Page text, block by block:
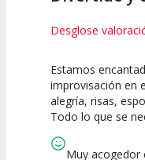
Desglose
10
Calidad del
Espectáculo
Estamos
improvisación en
alegría, risas,
Todo lo que se
Muy